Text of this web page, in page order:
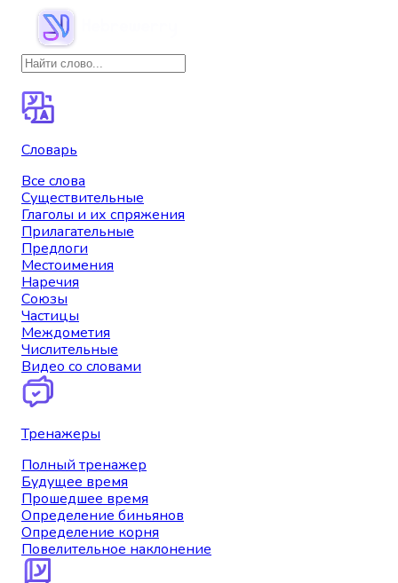
Словарь
Все слова
Существительные
Глаголы и их спряжения
Прилагательные
Предлоги
Местоимения
Наречия
Союзы
Частицы
Междометия
Числительные
Видео со словами
Тренажеры
Полный тренажер
Будущее время
Прошедшее время
Определение биньянов
Определение корня
Повелительное наклонение